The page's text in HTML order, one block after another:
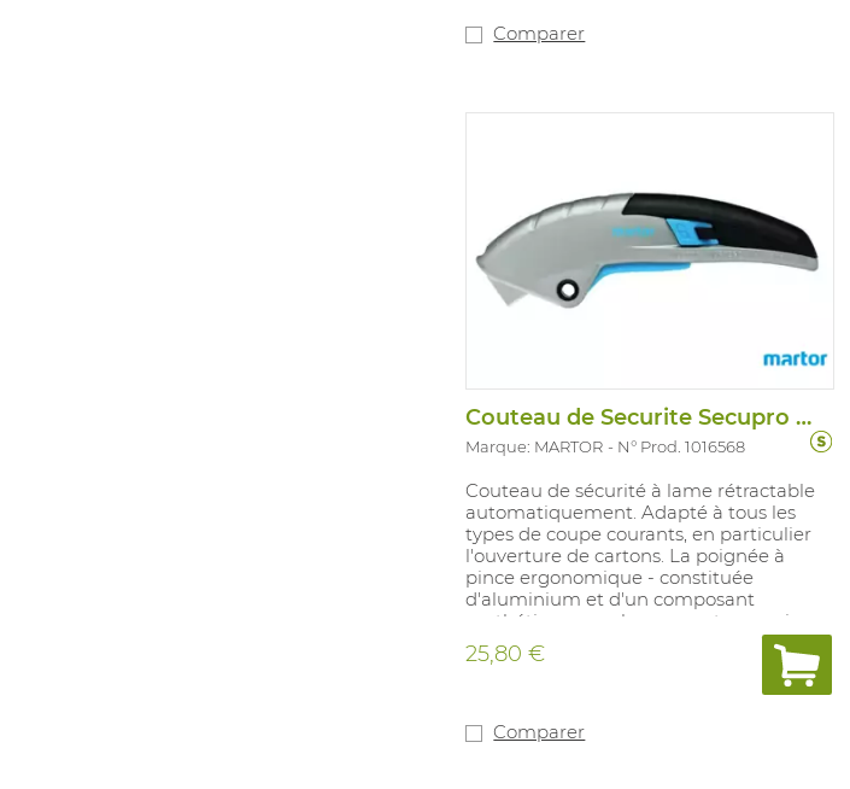
l’entreprise. Grâce à son curseur exclusif
transport et débloqué pour le
que pour les gauchers. Le changement
de la lame est simple, rapide et sûr et se
fait sans outil accessoire. Pas d'EPI.
Lames: 1016008
Comparer
Couteau de Securite Secupro Martego
Marque: MARTOR N° Prod. 1016568
Couteau de sécurité à lame rétractable
automatiquement. Adapté à tous les
types de coupe courants, en particulier
l'ouverture de cartons. La poignée à
pince ergonomique - constituée
d'aluminium et d'un composant
synthétique souple - permet une prise
en main agréable et antidérapante.
Utilisable par droitiers et gauchers.
d'EPI. Lames: 1016658
25,80 €
Comparer